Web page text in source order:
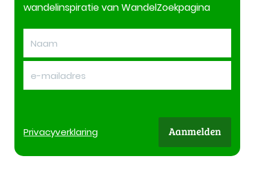
wandelinspiratie van WandelZoekpagina
Privacyverklaring Aanmelden